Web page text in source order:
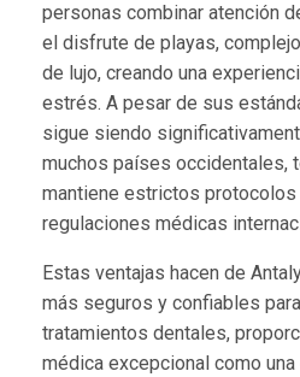
personas combinar atención
el disfrute de playas,
de lujo, creando una
estrés. A pesar de sus
sigue siendo
muchos países occidentales,
mantiene estrictos
regulaciones médicas
Estas ventajas hacen de
más seguros y confiables
tratamientos dentales,
médica excepcional como